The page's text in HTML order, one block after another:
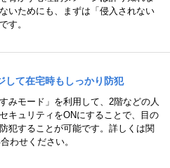
いためにも、まずは「侵入されない
す。
して在宅時もしっかり防犯
みモード」を利用して、2階などの人
キュリティをONにすることで、目の
犯することが可能です。詳しくは関
わせください。